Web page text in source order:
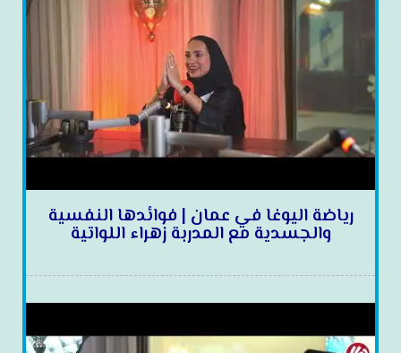
رياضة اليوغا في عمان | فوائدها النفسية
والجسدية مع المدربة زهراء اللواتية